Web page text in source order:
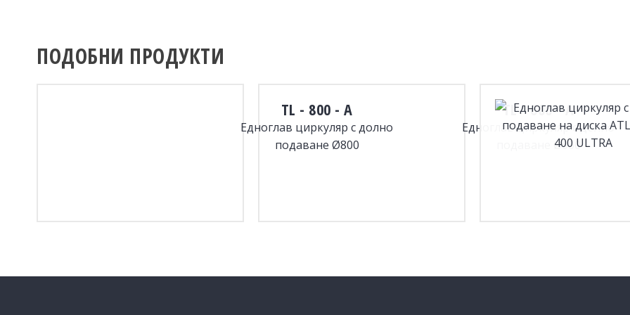
ПОДОБНИ ПРОДУКТИ
TL - 800 - A
Едноглав циркуляр с долно
подаване Ø800
TL - 600 - A
Едноглав циркуляр с долно
подаване Ø600